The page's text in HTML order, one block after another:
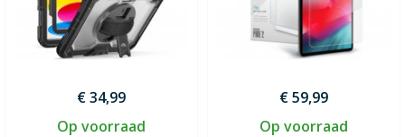
€ 34,99
Op voorraad
€ 59,99
Op voorraad